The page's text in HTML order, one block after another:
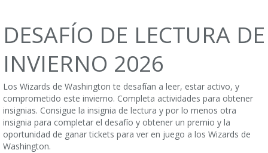
DESAFÍO DE LECTURA DE
INVIERNO 2026
Los Wizards de Washington te desafían a leer, estar activo, y
comprometido este invierno. Completa actividades para obtener
insignias. Consigue la insignia de lectura y por lo menos otra
insignia para completar el desafío y obtener un premio y la
oportunidad de ganar tickets para ver en juego a los Wizards de
Washington.